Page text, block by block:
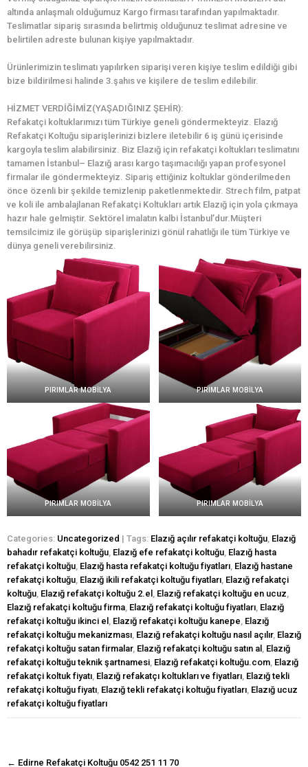
altında anlaşmalı olduğumuz Kargo firması tarafından yapılmaktadır.
Teslimatlar sipariş sırasında belirtmiş olduğunuz teslimat adresine ve
belirtilen adreste bulunan kişiye yapılmaktadır.
Ürünlerimizin teslimatı yapılırken siparişi veren kişiye teslim edildiği gibi
bize bildirilmesi halinde 3.şahıs ve kişilere de teslim edilebilir.
HİZMET VERDİĞİMİZ(YAŞADIĞINIZ ŞEHİR):
Refakatçi koltuklarımızı tüm Türkiye geneli göndermekteyiz. Elazığ
Refakatçi Koltuğu siparişlerinizi bizlere iletebilir 6 iş günü içerisinde
kargoyla teslim alabilirsiniz. Biz Elazığ için refakatçi koltukları teslimatını
tamamen İstanbul– Elazığ arası kargo taşımacılığı yapan profesyonel
firmalar ile göndermekteyiz. Sipariş ettiğiniz koltuklar gönderilmeden
önce özenli bir şekilde temizlenip paketlenmektedir. Strech film, patpat
ve koli ile ambalajlanan Refakatçi Koltukları artık Elazığ için yola çıkmaya
hazır hale gelmiştir. Sektörel imalatın kalbi İstanbul’dur.Müşteri
temsilcimiz ile görüşüp siparişlerinizi gönül rahatlığı ile tüm Türkiye ve
dünya geneli verebilirsiniz.
PIRIMLAR MOBİLYA PIRIMLAR MOBİLYA
PIRIMLAR MOBİLYA PIRIMLAR MOBİLYA
Categories: Uncategorized | Tags: Elazığ açılır refakatçi koltuğu Elazığ
bahadır refakatçi koltuğu Elazığ efe refakatçi koltuğu Elazığ hasta
refakatçi koltuğu Elazığ hasta refakatçi koltuğu fiyatları Elazığ hastane
refakatçi koltuğu Elazığ ikili refakatçi koltuğu fiyatları Elazığ refakatçi
koltuğu Elazığ refakatçi koltuğu 2.el Elazığ refakatçi koltuğu en ucuz
Elazığ refakatçi koltuğu firma Elazığ refakatçi koltuğu fiyatları Elazığ
refakatçi koltuğu ikinci el
Elazığ refakatçi koltuğu kanepe Elazığ
refakatçi koltuğu mekanizması Elazığ refakatçi koltuğu nasıl açılır, Elazığ
refakatçi koltuğu satan firmalar, Elazığ refakatçi koltuğu satın al
Elazığ
refakatçi koltuğu teknik şartnamesi Elazığ refakatçi koltuğu.com Elazığ
refakatçi koltuk fiyatı Elazığ refakatçı koltukları ve fiyatları Elazığ tekli
refakatçi koltuğu fiyatı Elazığ tekli refakatçi koltuğu fiyatları Elazığ ucuz
refakatçi koltuğu fiyatları
navigasyon
← Edirne Refakatçi Koltuğu 0542 251 11 70